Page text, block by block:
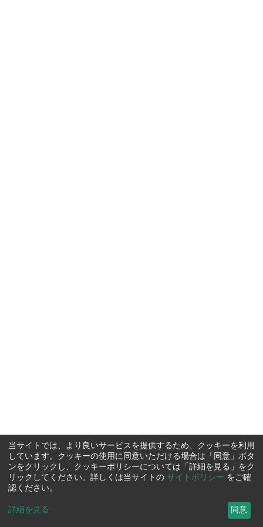
当サイトでは、より良いサービスを提供するため、クッキーを利用
しています。クッキーの使用に同意いただける場合は「同意」ボタ
ンをクリックし、クッキーポリシーについては「詳細を見る」をク
リックしてください。詳しくは当サイトの サイトポリシー をご確
認ください。
詳細を見る ... 同意